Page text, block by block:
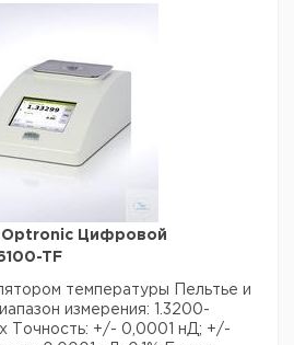
Германия
Гамбург
6 кг
Optronic Цифровой
TF
температуры Пельтье и
измерения: 1.3200-
Точность: +/- 0,0001 нД; +/-